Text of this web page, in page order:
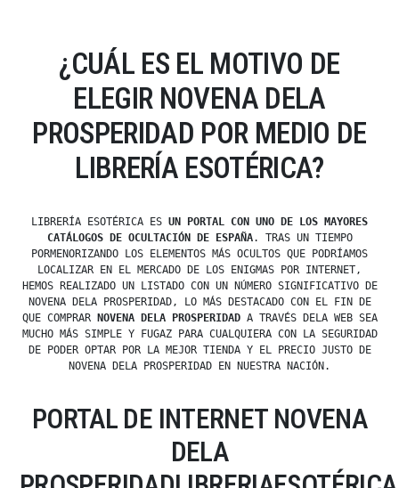
¿CUÁL ES EL MOTIVO DE
ELEGIR NOVENA DELA
PROSPERIDAD POR MEDIO DE
LIBRERÍA ESOTÉRICA?
LIBRERÍA ESOTÉRICA ES UN PORTAL CON UNO DE LOS MAYORES
CATÁLOGOS DE OCULTACIÓN DE ESPAÑA. TRAS UN TIEMPO
PORMENORIZANDO LOS ELEMENTOS MÁS OCULTOS QUE PODRÍAMOS
LOCALIZAR EN EL MERCADO DE LOS ENIGMAS POR INTERNET,
HEMOS REALIZADO UN LISTADO CON UN NÚMERO SIGNIFICATIVO DE
NOVENA DELA PROSPERIDAD, LO MÁS DESTACADO CON EL FIN DE
QUE COMPRAR NOVENA DELA PROSPERIDADA TRAVÉS DELA WEB SEA
MUCHO MÁS SIMPLE Y FUGAZ PARA CUALQUIERA CON LA SEGURIDAD
DE PODER OPTAR POR LA MEJOR TIENDA Y EL PRECIO JUSTO DE
NOVENA DELA PROSPERIDAD EN NUESTRA NACIÓN.
PORTAL DE INTERNET NOVENA
DELA